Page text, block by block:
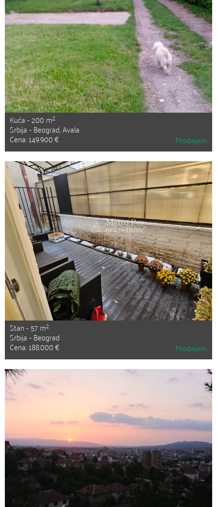
Kuća - 200 m2
Srbija - Beograd, Avala
Cena: 149.900 € Prodajem
Stan - 57 m2
Srbija - Beograd
Cena: 188.000 € Prodajem